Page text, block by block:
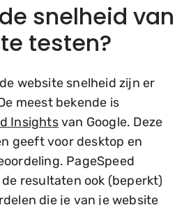
snelheid van
testen?
website snelheid zijn er
meest bekende is
Insightsvan Google. Deze
geeft voor desktop en
PageSpeed
resultaten ook (beperkt)
die je van je website